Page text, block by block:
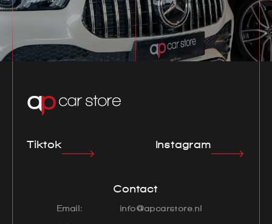
Tiktok Instagram
Contact
Email: info@apcarstore.nl